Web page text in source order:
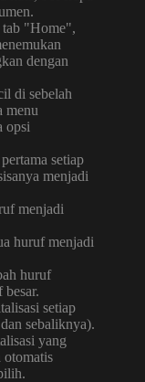
tab "Home",
dengan
di sebelah
menu
opsi
setiap
menjadi
menjadi
huruf menjadi
huruf
besar.
setiap
sebaliknya).
yang
otomatis